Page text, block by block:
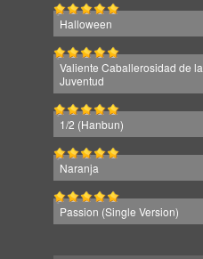
Halloween
Valiente Caballerosidad de la
Juventud
1/2 (Hanbun)
Naranja
Passion (Single Version)